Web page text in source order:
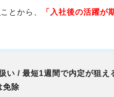
ことから、 「入社後の活躍が
い / 最短1週間で内定が狙え
免除